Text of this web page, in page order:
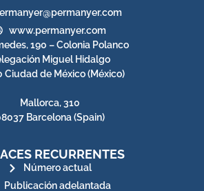
www.permanyer.com
190 – Colonia Polanco
Miguel Hidalgo
Ciudad de México (México)
Mallorca, 310
Barcelona (Spain)
RECURRENTES
Número actual
Publicación adelantada